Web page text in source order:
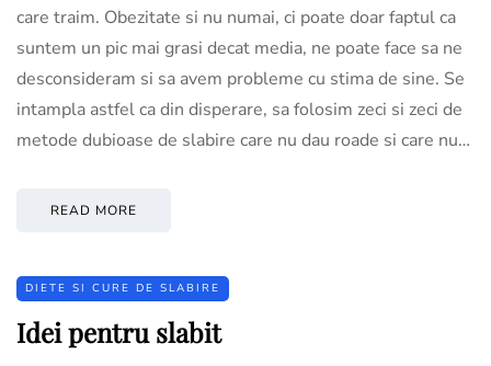
care traim. Obezitate si nu numai, ci poate doar faptul ca
suntem un pic mai grasi decat media, ne poate face sa ne
desconsideram si sa avem probleme cu stima de sine. Se
intampla astfel ca din disperare, sa folosim zeci si zeci de
metode dubioase de slabire care nu dau roade si care nu…
READ MORE
DIETE SI CURE DE SLABIRE
Idei pentru slabit